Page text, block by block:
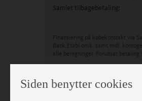
Samlet tilbagebetaling:
Finansiering på købekontrakt via
Bank.
Etabl.omk. samt mdl.
alle beregninger. Forudsat betaling
Klik her og
Siden benytter cookies